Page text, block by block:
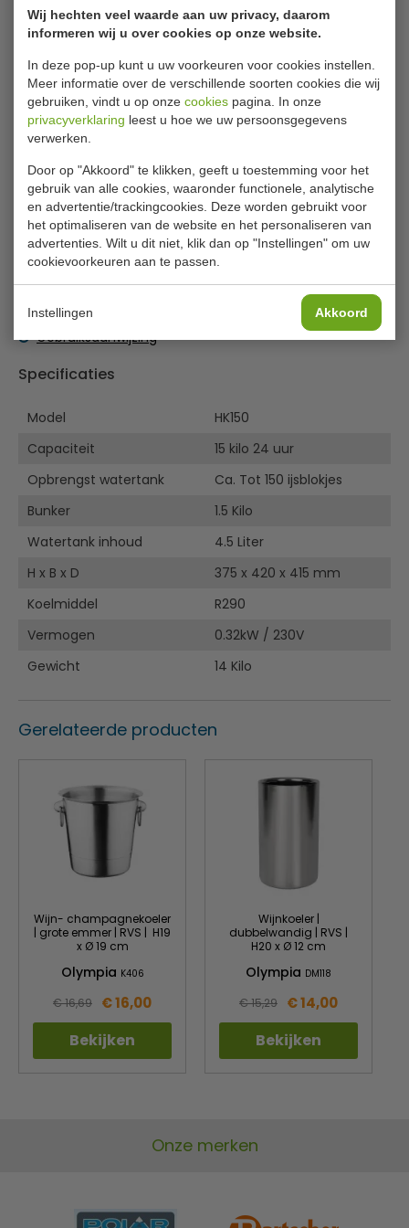
Wij hechten veel waarde aan uw privacy, daarom
informeren wij u over cookies op onze website.
In deze pop-up kunt u uw voorkeuren voor cookies instellen.
Meer informatie over de verschillende soorten cookies die wij
gebruiken, vindt u op onze cookies pagina. In onze
privacyverklaring leest u hoe we uw persoonsgegevens
verwerken.
Door op "Akkoord" te klikken, geeft u toestemming voor het
gebruik van alle cookies, waaronder functionele, analytische
en advertentie/trackingcookies. Deze worden gebruikt voor
het optimaliseren van de website en het personaliseren van
advertenties. Wilt u dit niet, klik dan op "Instellingen" om uw
cookievoorkeuren aan te passen.
Instellingen Akkoord
Bartscher ijsblokjesmachine HK150
Met de ijsblokjesmaker kunnen naar wens holle kegels in 3
verschillende maten worden geproduceerd. Dankzij de
geïntegreerde watertank en het compacte ontwerp is het
apparaat ideaal voor de toonbank.
Tot 150 ijsblokjes afhankelijk van ijsblokjes grootte
Keuzeknop voor de grote ijsblokjes
1 ijsschep
Het apparaat is niet geschikt voor continu professioneel
Lees meer
Gebruiksaanwijzing
Specificaties
Model
HK150
Capaciteit
15 kilo 24 uur
Opbrengst watertank
Ca. Tot 150 ijsblokjes
Bunker
1.5 Kilo
Watertank inhoud
4.5 Liter
H x B x D
375 x 420 x 415 mm
Koelmiddel
R290
Vermogen
0.32kW / 230V
Gewicht
14 Kilo
Gerelateerde producten
Wijn- champagnekoeler
| grote emmer | RVS | H19
x Ø 19 cm
Olympia K406
€ 16,69 € 16,00
Bekijken
Wijnkoeler |
dubbelwandig | RVS |
H20 x Ø 12 cm
Olympia DM118
€ 15,29 € 14,00
Bekijken
Onze merken